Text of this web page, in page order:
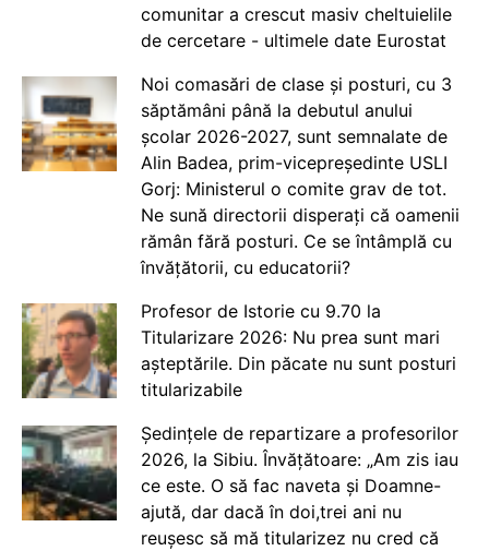
comunitar a crescut masiv cheltuielile
de cercetare - ultimele date Eurostat
Noi comasări de clase și posturi, cu 3
săptămâni până la debutul anului
școlar 2026-2027, sunt semnalate de
Alin Badea, prim-vicepreședinte USLI
Gorj: Ministerul o comite grav de tot.
Ne sună directorii disperați că oamenii
rămân fără posturi. Ce se întâmplă cu
învățătorii, cu educatorii?
Profesor de Istorie cu 9.70 la
Titularizare 2026: Nu prea sunt mari
așteptările. Din păcate nu sunt posturi
titularizabile
Ședințele de repartizare a profesorilor
2026, la Sibiu. Învățătoare: „Am zis iau
ce este. O să fac naveta și Doamne-
ajută, dar dacă în doi,trei ani nu
reușesc să mă titularizez nu cred că